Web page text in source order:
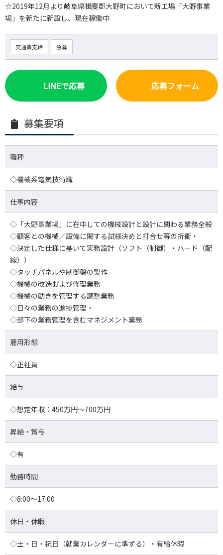
☆2019年12月より岐阜県揖斐郡大野町において新工場「大野事業
場」を新たに新設し、現在稼働中
交通費支給 急募
LINEで応募 応募フォーム
募集要項
職種
◇機械系電気技術職
仕事内容
◇「大野事業場」に在中しての機械設計と設計に関わる業務全般
◇顧客との機械／設備に関する試様決めと打合せ等の折衝・
◇決定した仕様に基いて実務設計（ソフト（制御）・ハード（配
線））
◇タッチパネルや制御盤の製作
◇機械の改造および修理業務
◇機械の動きを管理する調整業務
◇日々の業務の進捗管理・
◇部下の業務管理を含むマネジメント業務
雇用形態
◇正社員
給与
◇想定年収：450万円～700万円
昇給・賞与
◇有
勤務時間
◇8:00～17:00
休日・休暇
◇土・日・祝日（就業カレンダーに準ずる）・有給休暇